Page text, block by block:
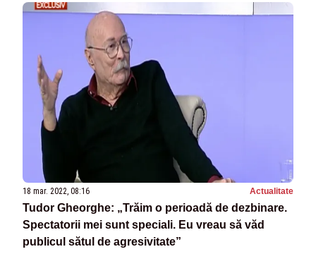
18 mar. 2022, 08:16 Actualitate
Tudor Gheorghe: „Trăim o perioadă de dezbinare.
Spectatorii mei sunt speciali. Eu vreau să văd
publicul sătul de agresivitate”